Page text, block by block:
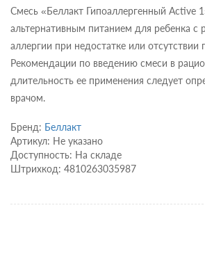
Смесь «Беллакт Гипоаллергенный Active
альтернативным питанием для ребенка с
аллергии при недостатке или отсутствии
Рекомендации по введению смеси в
длительность ее применения следует
врачом.
Бренд: Беллакт
Артикул: Не указано
Доступность: На складе
Штрихкод: 4810263035987